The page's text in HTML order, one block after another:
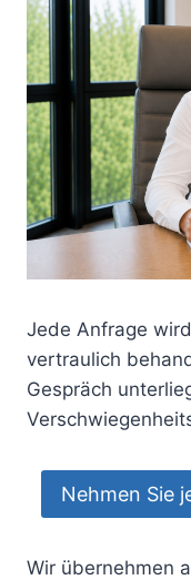
Jede Anfrage
vertraulich
Gespräch
Nehmen Sie
Wir übernehmen